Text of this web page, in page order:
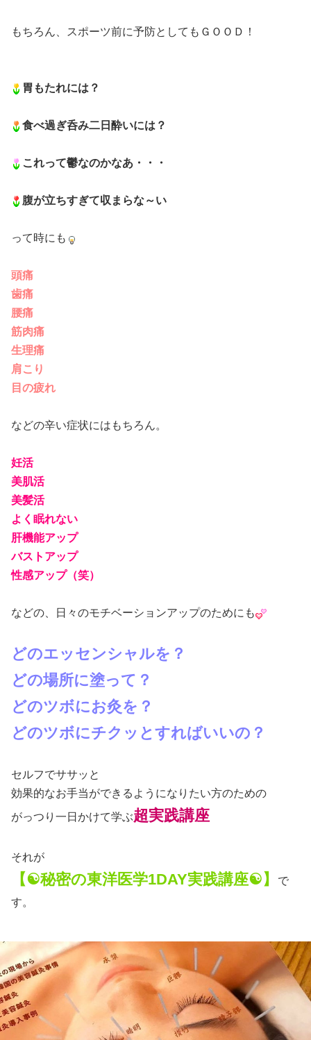
もちろん、スポーツ前に予防としてもＧＯＯＤ！
胃もたれには？
食べ過ぎ呑み二日酔いには？
これって鬱なのかなあ・・・
腹が立ちすぎて収まらな～い
って時にも
頭痛
歯痛
腰痛
筋肉痛
生理痛
肩こり
目の疲れ
などの辛い症状にはもちろん。
妊活
美肌活
美髪活
よく眠れない
肝機能アップ
バストアップ
性感アップ（笑）
などの、日々のモチベーションアップのためにも
どのエッセンシャルを？
どの場所に塗って？
どのツボにお灸を？
どのツボにチクッとすればいいの？
セルフでササッと
効果的なお手当ができるようになりたい方のための
がっつり一日かけて学ぶ超実践講座
それが
【☯秘密の東洋医学1DAY実践講座☯】
で
す。